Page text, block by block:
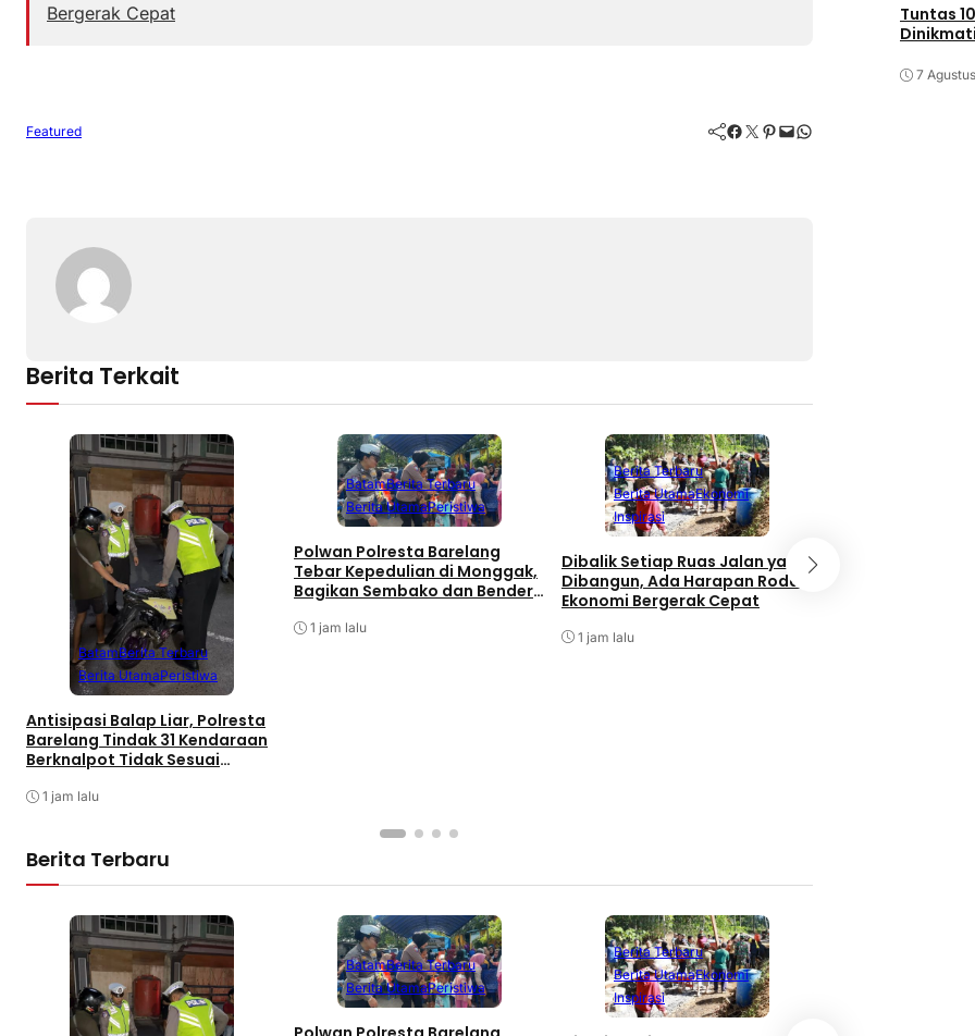
Bergerak Cepat
Featured Facebook Twitter Pinterest Mail WhatsApp
Berita Terkait
BatamBerita Terbaru
Berita UtamaPeristiwa
Antisipasi Balap Liar, Polresta
Barelang Tindak 31 Kendaraan
Berknalpot Tidak Sesuai
1 jam lalu
BatamBerita Terbaru
Berita UtamaPeristiwa
Polwan Polresta Barelang
Tebar Kepedulian di Monggak,
Bagikan Sembako dan Bendera
1 jam lalu
Berita Terbaru
Berita UtamaEkonomi
Inspirasi
Dibalik Setiap Ruas Jalan yang
Dibangun, Ada Harapan Roda
Ekonomi Bergerak Cepat
1 jam lalu
Berita Terbaru
BatamBerita Terbaru
Berita UtamaPeristiwa
Berita Terbaru
Berita UtamaEkonomi
Inspirasi
Tuntas
7